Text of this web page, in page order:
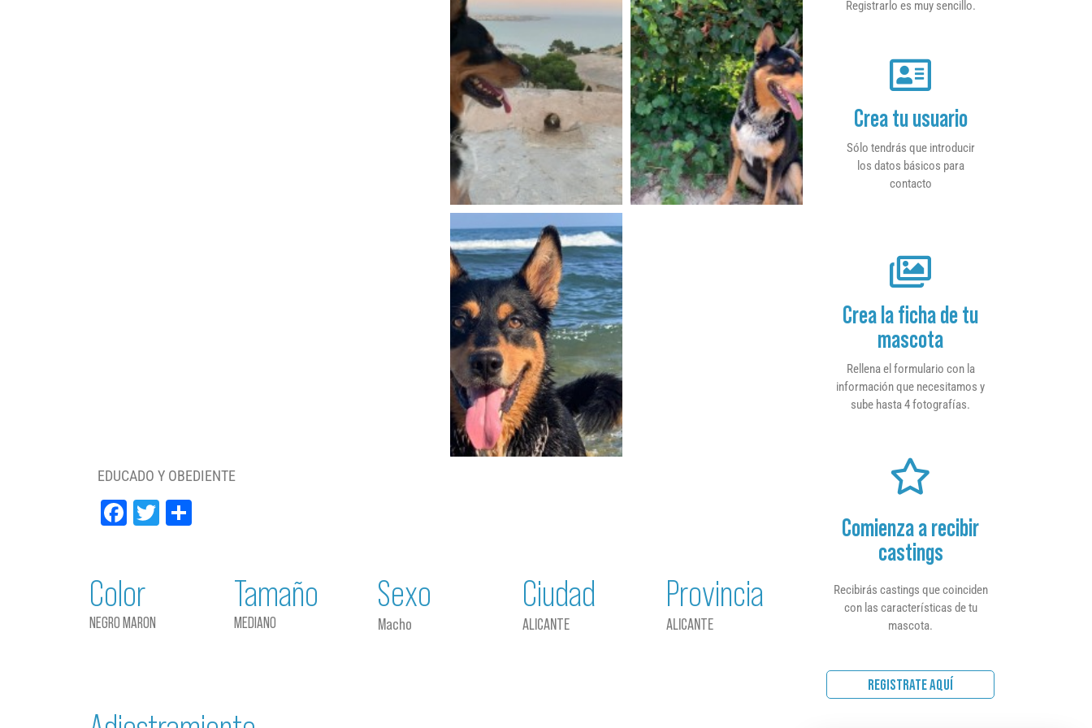
EDUCADO Y OBEDIENTE
Facebook
Twitter
Color
NEGRO MARON
Tamaño
MEDIANO
Sexo
Macho
Ciudad
ALICANTE
Provincia
ALICANTE
Registrarlo es muy sencillo.
Crea tu usuario
Sólo tendrás que introducir
los datos básicos para
contacto
Crea la ficha de tu
mascota
Rellena el formulario con la
información que necesitamos y
sube hasta 4 fotografías.
Comienza a recibir
castings
Recibirás castings que coinciden
con las características de tu
mascota.
REGISTRATE AQUÍ